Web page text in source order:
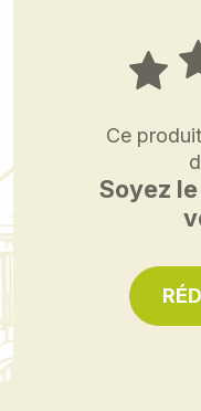
Ce
Soyez